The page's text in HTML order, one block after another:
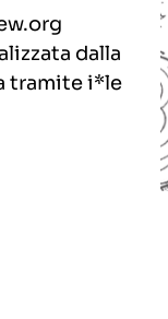
dalla
tramite i*le